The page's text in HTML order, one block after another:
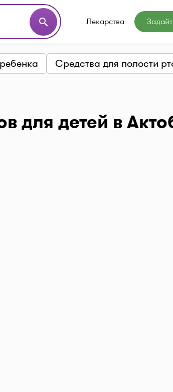
search Лекарства
Средства для полости
для детей в